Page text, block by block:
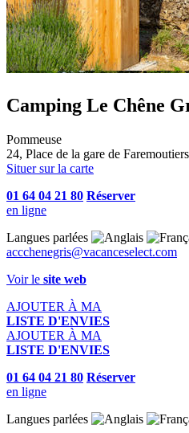
Camping Le Chêne
Pommeuse
24, Place de la gare de
Situer sur la carte
01 64 04 21 80 Réserver
en ligne
Langues parlées
accchenegris@vacanceselect.com
Voir le site web
AJOUTER À MA
LISTE D'ENVIES
AJOUTER À MA
LISTE D'ENVIES
01 64 04 21 80 Réserver
en ligne
Langues parlées